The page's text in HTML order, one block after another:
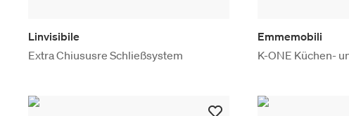
Linvisibile
Extra Chiususre Schließsystem
Emmemobili
K-ONE Küchen-